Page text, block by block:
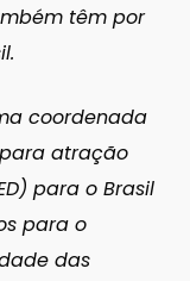
têm por
coordenada
atração
para o Brasil
para o
das